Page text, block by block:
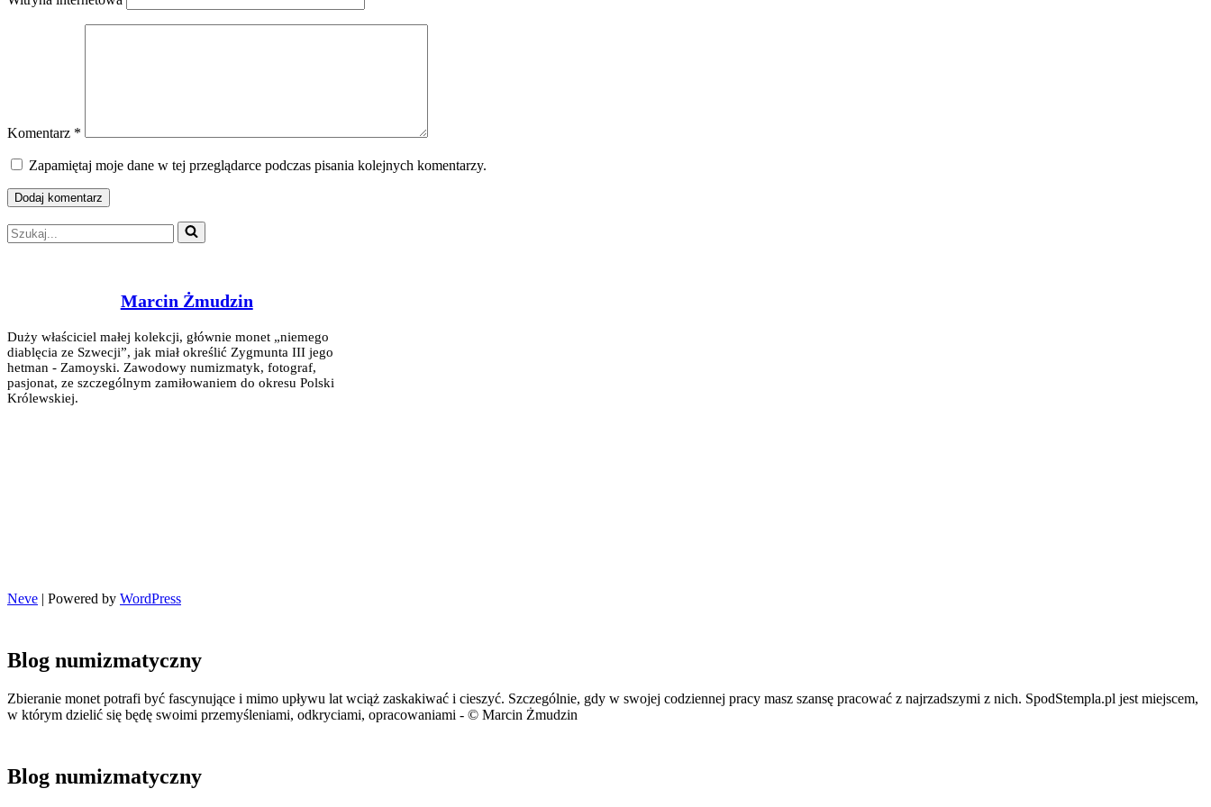
Komentarz *
Zapamiętaj moje dane w tej przeglądarce podczas pisania kolejnych komentarzy.
Szukaj...
Marcin Żmudzin
Duży właściciel małej kolekcji, głównie monet „niemego
diablęcia ze Szwecji”, jak miał określić Zygmunta III jego
hetman - Zamoyski. Zawodowy numizmatyk, fotograf,
pasjonat, ze szczególnym zamiłowaniem do okresu Polski
Królewskiej.
Neve | Powered by WordPress
Blog numizmatyczny
Zbieranie monet potrafi być fascynujące i mimo upływu lat wciąż zaskakiwać i cieszyć. Szczególnie, gdy w swojej codziennej pracy masz szansę pracować z najrzadszymi z nich. SpodStempla.pl jest miejscem,
w którym dzielić się będę swoimi przemyśleniami, odkryciami, opracowaniami - © Marcin Żmudzin
Blog numizmatyczny